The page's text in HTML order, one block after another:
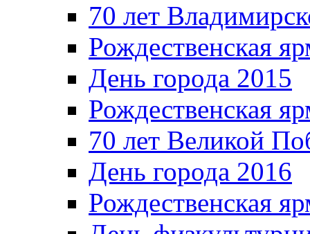
70 лет
Рождественская
День города 2015
Рождественская
70 лет Великой
День города 2016
Рождественская